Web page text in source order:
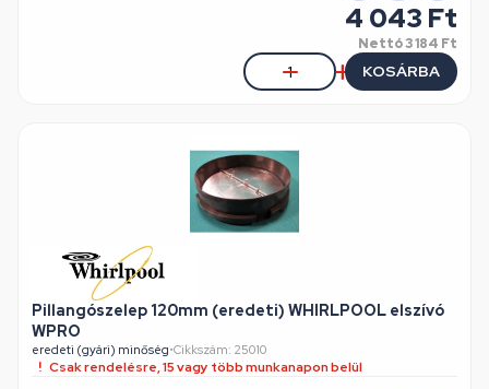
4 043 Ft
Nettó3 184 Ft
KOSÁRBA
Pillangószelep 120mm (eredeti) WHIRLPOOL elszívó
WPRO
eredeti (gyári) minőség•Cikkszám: 25010
Csak rendelésre, 15 vagy több munkanapon belül